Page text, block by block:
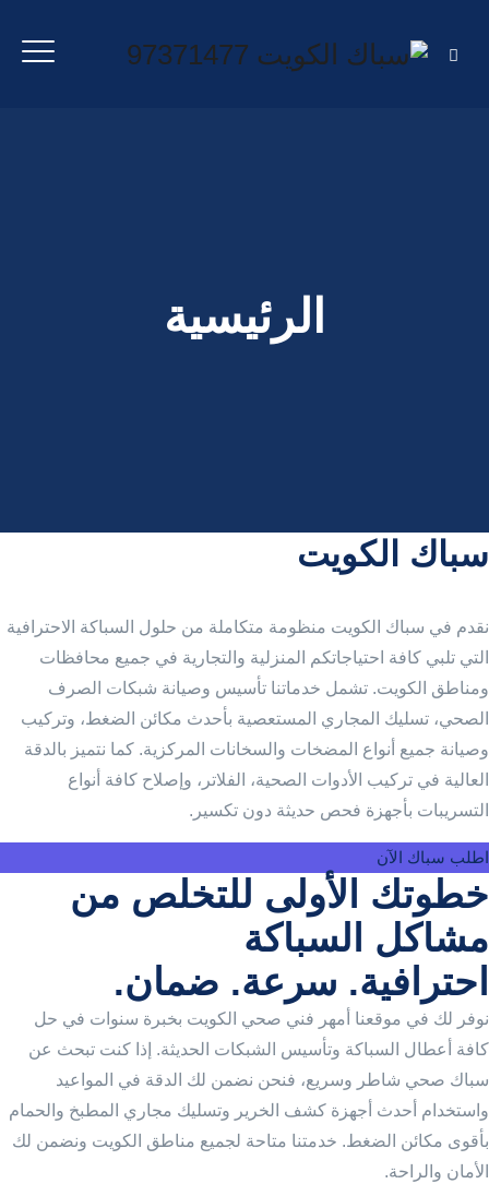
الرئيسية
سباك الكويت
نقدم في سباك الكويت منظومة متكاملة من حلول السباكة الاحترافية
التي تلبي كافة احتياجاتكم المنزلية والتجارية في جميع محافظات
ومناطق الكويت. تشمل خدماتنا تأسيس وصيانة شبكات الصرف
الصحي، تسليك المجاري المستعصية بأحدث مكائن الضغط، وتركيب
وصيانة جميع أنواع المضخات والسخانات المركزية. كما نتميز بالدقة
العالية في تركيب الأدوات الصحية، الفلاتر، وإصلاح كافة أنواع
التسريبات بأجهزة فحص حديثة دون تكسير.
اطلب سباك الآن
خطوتك الأولى للتخلص من
مشاكل السباكة
احترافية. سرعة. ضمان.
نوفر لك في موقعنا أمهر فني صحي الكويت بخبرة سنوات في حل
كافة أعطال السباكة وتأسيس الشبكات الحديثة. إذا كنت تبحث عن
سباك صحي شاطر وسريع، فنحن نضمن لك الدقة في المواعيد
واستخدام أحدث أجهزة كشف الخرير وتسليك مجاري المطبخ والحمام
بأقوى مكائن الضغط. خدمتنا متاحة لجميع مناطق الكويت ونضمن لك
الأمان والراحة.